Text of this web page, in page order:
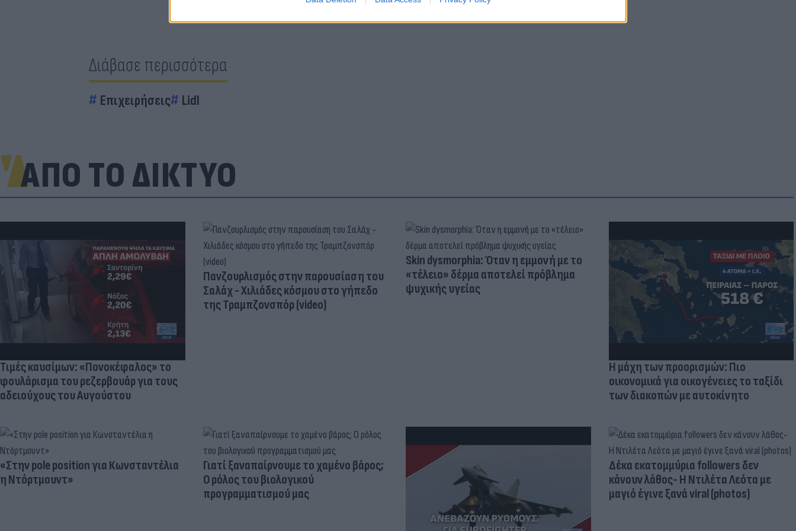
Διάβασε περισσότερα
Επιχειρήσεις Lidl
ΑΠΟ ΤΟ ΔΙΚΤΥΟ
Τιμές καυσίμων: «Πονοκέφαλος» το
φουλάρισμα του ρεζερβουάρ για τους
αδειούχους του Αυγούστου
Πανζουρλισμός στην παρουσίαση του
Σαλάχ - Χιλιάδες κόσμου στο γήπεδο
της Τραμπζονσπόρ (video)
Skin dysmorphia: Όταν η εμμονή με το
«τέλειο» δέρμα αποτελεί πρόβλημα
ψυχικής υγείας
Η μάχη των προορισμών: Πιο
οικονομικά για οικογένειες το ταξίδι
των διακοπών με αυτοκίνητο
«Στην pole position για Κωνσταντέλια
η Ντόρτμουντ»
Γιατί ξαναπαίρνουμε το χαμένο βάρος;
Ο ρόλος του βιολογικού
προγραμματισμού μας
Δέκα εκατομμύρια followers δεν
κάνουν λάθος- Η Ντιλέτα Λεότα με
μαγιό έγινε ξανά viral (photos)